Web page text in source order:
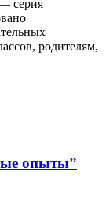
серия
родителям,
опыты”